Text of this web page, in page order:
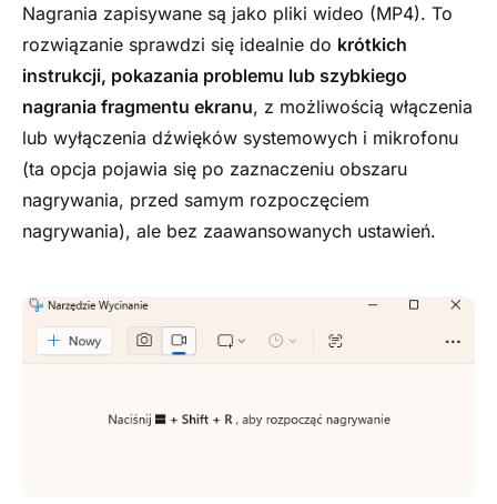
Nagrania zapisywane są jako pliki wideo (MP4). To
rozwiązanie sprawdzi się idealnie do krótkich
instrukcji, pokazania problemu lub szybkiego
nagrania fragmentu ekranu, z możliwością włączenia
lub wyłączenia dźwięków systemowych i mikrofonu
(ta opcja pojawia się po zaznaczeniu obszaru
nagrywania, przed samym rozpoczęciem
nagrywania), ale bez zaawansowanych ustawień.